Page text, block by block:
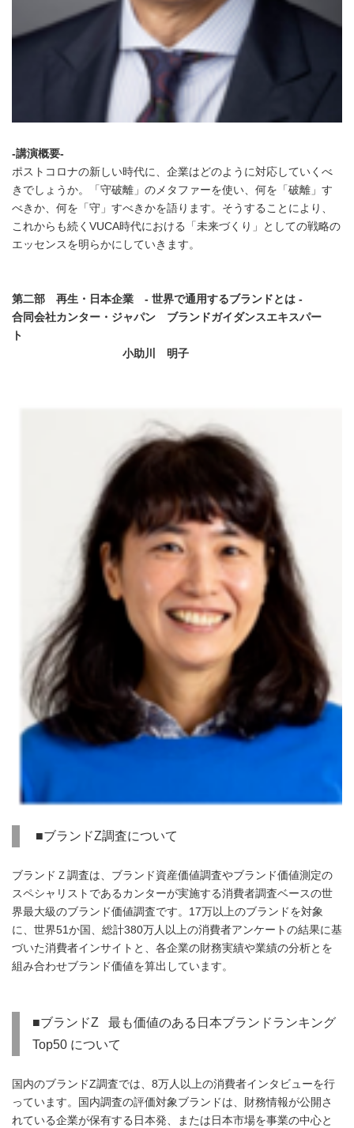
-講演概要-
ポストコロナの新しい時代に、企業はどのように対応していくべ
きでしょうか。「守破離」のメタファーを使い、何を「破離」す
べきか、何を「守」すべきかを語ります。そうすることにより、
これからも続くVUCA時代における「未来づくり」としての戦略の
エッセンスを明らかにしていきます。
第二部 再生・日本企業 - 世界で通用するブランドとは -
合同会社カンター・ジャパン ブランドガイダンスエキスパー
ト
小助川 明子
■ブランドZ調査について
ブランドＺ調査は、ブランド資産価値調査やブランド価値測定の
スペシャリストであるカンターが実施する消費者調査ベースの世
界最大級のブランド価値調査です。17万以上のブランドを対象
に、世界51か国、総計380万人以上の消費者アンケートの結果に基
づいた消費者インサイトと、各企業の財務実績や業績の分析とを
組み合わせブランド価値を算出しています。
■ブランドZ 最も価値のある日本ブランドランキング
Top50 について
国内のブランドZ調査では、8万人以上の消費者インタビューを行
っています。国内調査の評価対象ブランドは、財務情報が公開さ
れている企業が保有する日本発、または日本市場を事業の中心と